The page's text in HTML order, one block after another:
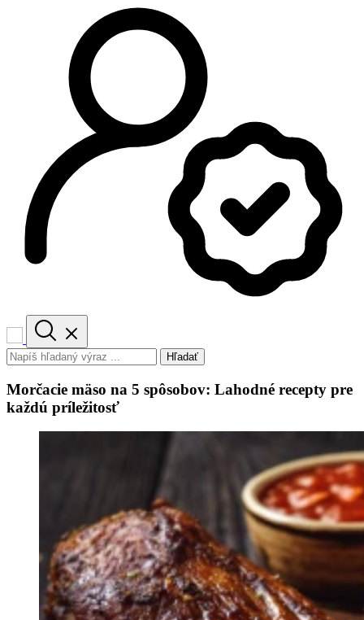
Hľadať
Morčacie mäso na 5 spôsobov: Lahodné recepty pre
každú príležitosť